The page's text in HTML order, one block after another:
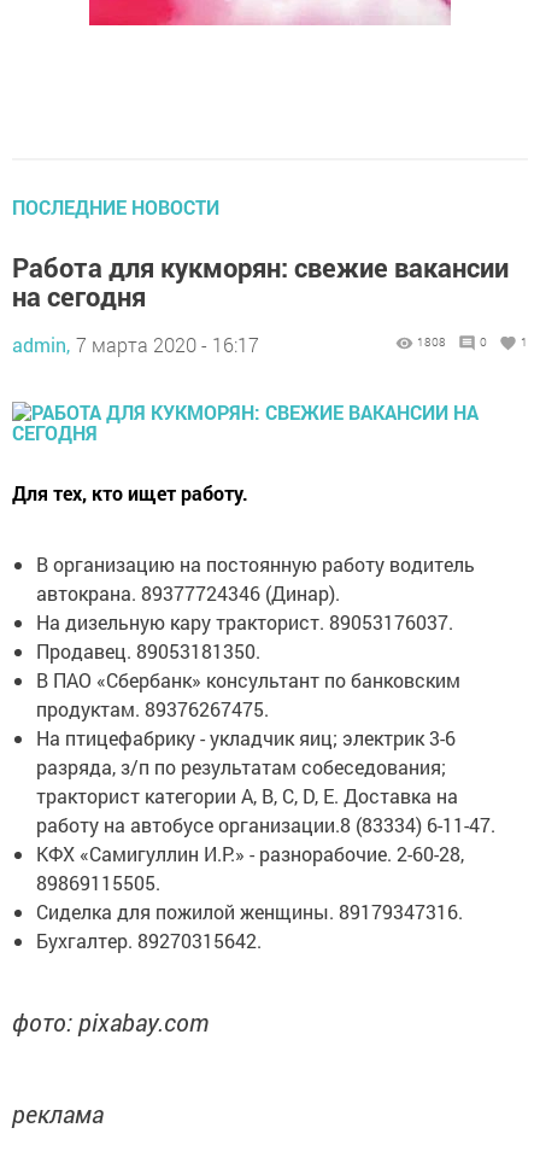
ПОСЛЕДНИЕ НОВОСТИ
Работа для кукморян: свежие вакансии
на сегодня
admin, 7 марта 2020 - 16:17 1808 0 1
Для тех, кто ищет работу.
В организацию на постоянную работу водитель
автокрана. 89377724346 (Динар).
На дизельную кару тракторист. 89053176037.
Продавец. 89053181350.
В ПАО «Сбербанк» консультант по банковским
продуктам. 89376267475.
На птицефабрику - укладчик яиц; электрик 3-6
разряда, з/п по результатам собеседования;
тракторист категории А, В, С, D, E. Доставка на
работу на автобусе организации.8 (83334) 6-11-47.
КФХ «Самигуллин И.Р.» - разнорабочие. 2-60-28,
89869115505.
Сиделка для пожилой женщины. 89179347316.
Бухгалтер. 89270315642.
фото: pixabay.com
реклама